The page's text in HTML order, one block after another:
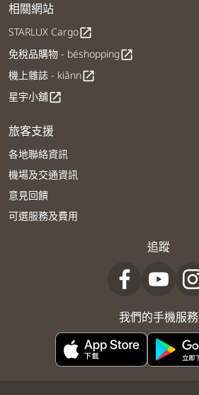
相關網站
STARLUX Cargoopen_in_new
免稅品購物 - béshoppingopen_in_new
機上雜誌 - kiânnopen_in_new
星宇小舖open_in_new
旅客支援
各地聯絡資訊
機場及交通資訊
意見回饋
可選服務及費用
追蹤
我們的手機服務